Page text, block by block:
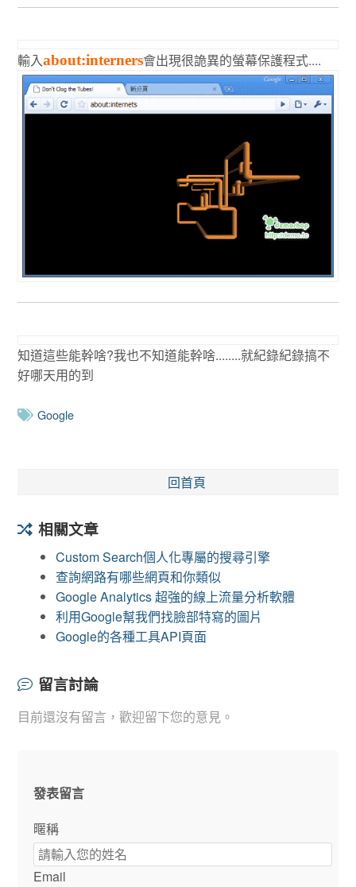
輸入about:interners會出現很詭異的螢幕保護程式....
知道這些能幹啥?我也不知道能幹啥........就紀錄紀錄搞不
好哪天用的到
Google
回首頁
相關文章
Custom Search個人化專屬的搜尋引擎
查詢網路有哪些網頁和你類似
Google Analytics 超強的線上流量分析軟體
利用Google幫我們找臉部特寫的圖片
Google的各種工具API頁面
留言討論
目前還沒有留言，歡迎留下您的意見。
發表留言
暱稱
Email